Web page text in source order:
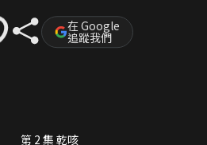
在 Google
追蹤我們
第 2 集 乾咳